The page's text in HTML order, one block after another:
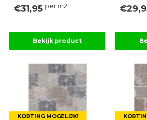
€31,95 per m2
Bekijk product
KORTING MOGELIJK!